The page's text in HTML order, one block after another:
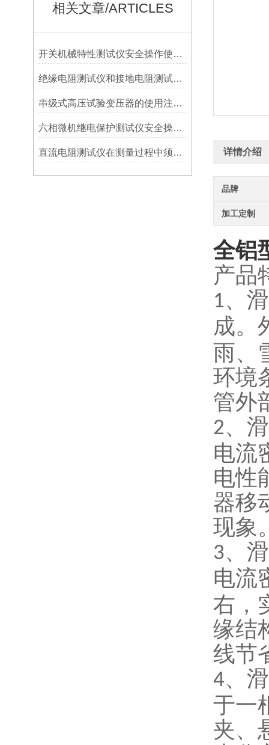
相关文章/ARTICLES
开关机械特性测试仪安全操作使用注意事项
绝缘电阻测试仪和接地电阻测试仪的区别
串级式高压试验变压器的使用注意事项
六相微机继电保护测试仪安全操作注意事项
直流电阻测试仪在测量过程中须特别注意的点 详情介绍
品牌
加工定制
全铝
产品
1、
成。
雨、
环境
管外
2、
电流
电性
器移
现象
3、
电流
右，
缘结
线节
4、
于一
夹、